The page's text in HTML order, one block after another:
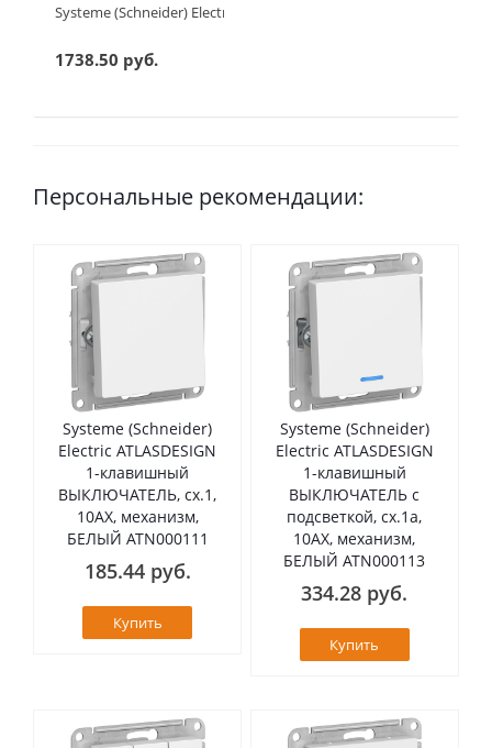
Systeme (Schneider) Electric ATLASDESIGN РОЗЕТКА двойная
1738.50 руб.
Персональные рекомендации:
Systeme (Schneider)
Electric ATLASDESIGN
1-клавишный
ВЫКЛЮЧАТЕЛЬ, сх.1,
10АХ, механизм,
БЕЛЫЙ ATN000111
185.44 руб.
Купить
Systeme (Schneider)
Electric ATLASDESIGN
1-клавишный
ВЫКЛЮЧАТЕЛЬ с
подсветкой, сх.1а,
10АХ, механизм,
БЕЛЫЙ ATN000113
334.28 руб.
Купить